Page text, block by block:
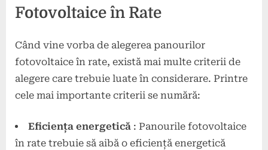
Fotovoltaice în Rate
Când vine vorba de alegerea panourilor
fotovoltaice în rate, există mai multe criterii de
alegere care trebuie luate în considerare. Printre
cele mai importante criterii se numără:
Eficiența energetică : Panourile fotovoltaice
în rate trebuie să aibă o eficiență energetică